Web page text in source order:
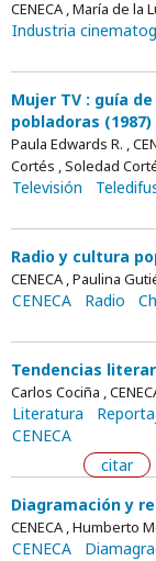
CENECA , María de la
Industria
Mujer TV : guía
pobladoras (1987)
Paula Edwards R. ,
Cortés , Soledad
Televisión
Radio y cultura
CENECA , Paulina
CENECA Radio
Tendencias
Carlos Cociña ,
Literatura
CENECA
citar
Diagramación y
CENECA , Humberto
CENECA